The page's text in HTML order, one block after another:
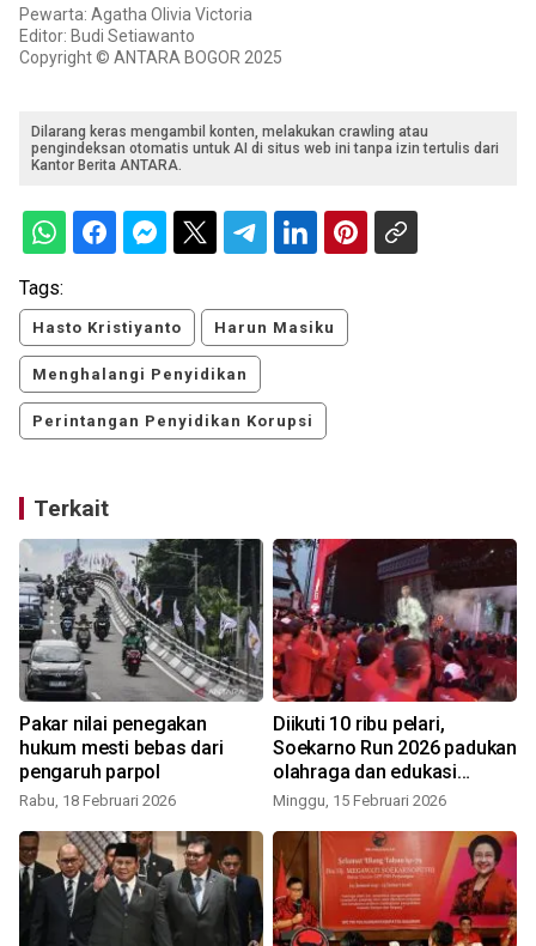
Pewarta: Agatha Olivia Victoria
Editor: Budi Setiawanto
Copyright © ANTARA BOGOR 2025
Dilarang keras mengambil konten, melakukan crawling atau
pengindeksan otomatis untuk AI di situs web ini tanpa izin tertulis dari
Kantor Berita ANTARA.
Tags:
Hasto Kristiyanto Harun Masiku
Menghalangi Penyidikan
Perintangan Penyidikan Korupsi
Terkait
Pakar nilai penegakan
hukum mesti bebas dari
pengaruh parpol
Rabu, 18 Februari 2026
Diikuti 10 ribu pelari,
Soekarno Run 2026 padukan
olahraga dan edukasi
sejarah berbasis AI
Minggu, 15 Februari 2026